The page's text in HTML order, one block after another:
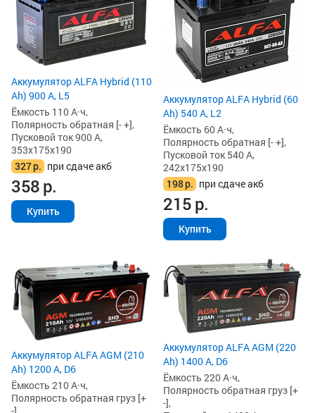
Аккумулятор ALFA Hybrid (110
Ah) 900 А, L5
Ёмкость 110 А·ч,
Полярность обратная [- +],
Пусковой ток 900 А,
353x175x190
327р. при сдаче акб
358р.
Купить
Аккумулятор ALFA Hybrid (60
Ah) 540 А, L2
Ёмкость 60 А·ч,
Полярность обратная [- +],
Пусковой ток 540 А,
242x175x190
198р. при сдаче акб
215р.
Купить
Аккумулятор ALFA AGM (210
Ah) 1200 А, D6
Ёмкость 210 А·ч,
Полярность обратная груз [+
Аккумулятор ALFA AGM (220
Ah) 1400 А, D6
Ёмкость 220 А·ч,
Полярность обратная груз [+
-],